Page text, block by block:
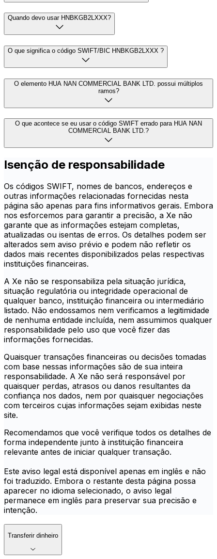
Quando devo usar HNBKGB2LXXX?
O que significa o código SWIFT/BIC HNBKGB2LXXX ?
O elemento HUA NAN COMMERCIAL BANK LTD. possui múltiplos
ramos?
O que acontece se eu usar o código SWIFT errado para HUA NAN
COMMERCIAL BANK LTD.?
Isenção de responsabilidade
Os códigos SWIFT, nomes de bancos, endereços e
outras informações relacionadas fornecidas nesta
página são apenas para fins informativos gerais. Embora
nos esforcemos para garantir a precisão, a Xe não
garante que as informações estejam completas,
atualizadas ou isentas de erros. Os detalhes podem ser
alterados sem aviso prévio e podem não refletir os
dados mais recentes disponibilizados pelas respectivas
instituições financeiras.
A Xe não se responsabiliza pela situação jurídica,
situação regulatória ou integridade operacional de
qualquer banco, instituição financeira ou intermediário
listado. Não endossamos nem verificamos a legitimidade
de nenhuma entidade incluída, nem assumimos qualquer
responsabilidade pelo uso que você fizer das
informações fornecidas.
Quaisquer transações financeiras ou decisões tomadas
com base nessas informações são de sua inteira
responsabilidade. A Xe não será responsável por
quaisquer perdas, atrasos ou danos resultantes da
confiança nos dados, nem por quaisquer negociações
com terceiros cujas informações sejam exibidas neste
site.
Recomendamos que você verifique todos os detalhes de
forma independente junto à instituição financeira
relevante antes de iniciar qualquer transação.
Este aviso legal está disponível apenas em inglês e não
foi traduzido. Embora o restante desta página possa
aparecer no idioma selecionado, o aviso legal
permanece em inglês para preservar sua precisão e
intenção.
Transferir dinheiro